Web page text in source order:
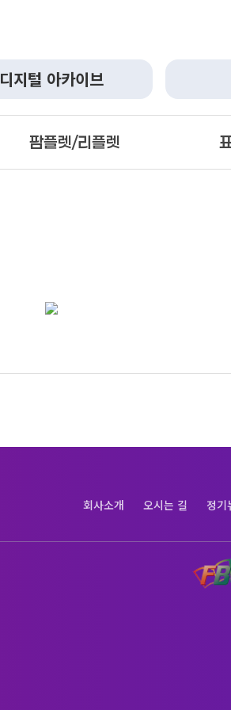
디지털 아카이브
팜플렛/리플렛
회사소개 오시는 길 정기